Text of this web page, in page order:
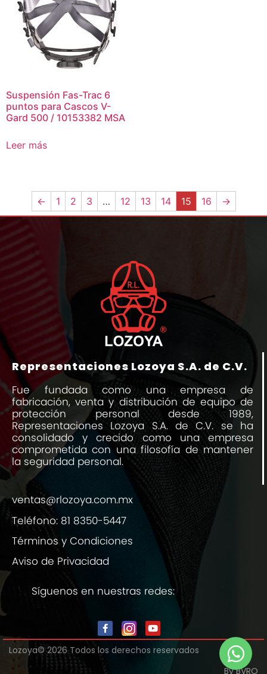
Suspensión Fas-Trac 6
puntos para Cascos V-
Gard 500 / 10153382 MSA
Leer más
← 1 2 3 … 12 13 14 15 16 →
Representaciones Lozoya S.A. de C.V.
Fue fundada como una empresa de
fabricación, venta y distribución de equipo de
protección personal desde 1989,
Representaciones Lozoya S.A. de C.V. se ha
consolidado y crecido como una empresa
comprometida con una filosofía de mantener
la seguridad personal.
ventas@rlozoya.com.mx
Teléfono: 81 8350-5447
Términos y Condiciones
Aviso de Privacidad
Síguenos en nuestras redes:
Lozoya© 2026 Todos los derechos reservados
By BVRO